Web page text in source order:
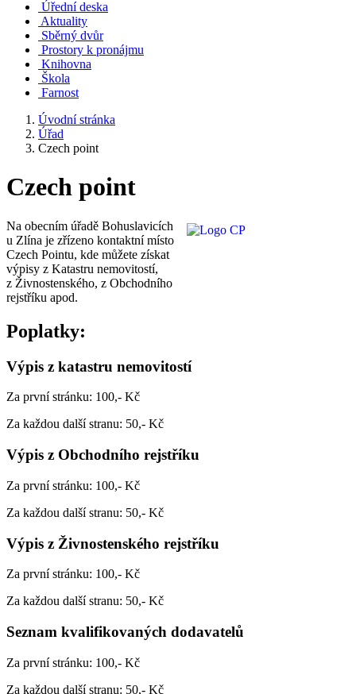
Úřední deska
Aktuality
Sběrný dvůr
Prostory k pronájmu
Knihovna
Škola
Farnost
Úvodní stránka
Úřad
Czech point
Czech point
Na obecním úřadě Bohuslavicích
u Zlína je zřízeno kontaktní místo
Czech Pointu, kde můžete získat
výpisy z Katastru nemovitostí,
z Živnostenského, z Obchodního
rejstříku apod.
Poplatky:
Výpis z katastru nemovitostí
Za první stránku: 100,- Kč
Za každou další stranu: 50,- Kč
Výpis z Obchodního rejstříku
Za první stránku: 100,- Kč
Za každou další stranu: 50,- Kč
Výpis z Živnostenského rejstříku
Za první stránku: 100,- Kč
Za každou další stranu: 50,- Kč
Seznam kvalifikovaných dodavatelů
Za první stránku: 100,- Kč
Za každou další stranu: 50,- Kč